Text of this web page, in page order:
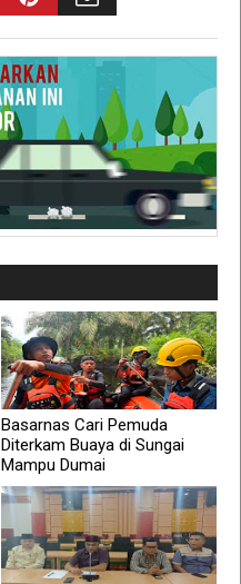
Basarnas Cari Pemuda
Diterkam Buaya di Sungai
Mampu Dumai